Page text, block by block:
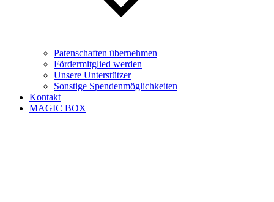
Patenschaften übernehmen
Fördermitglied werden
Unsere Unterstützer
Sonstige Spendenmöglichkeiten
Kontakt
MAGIC BOX